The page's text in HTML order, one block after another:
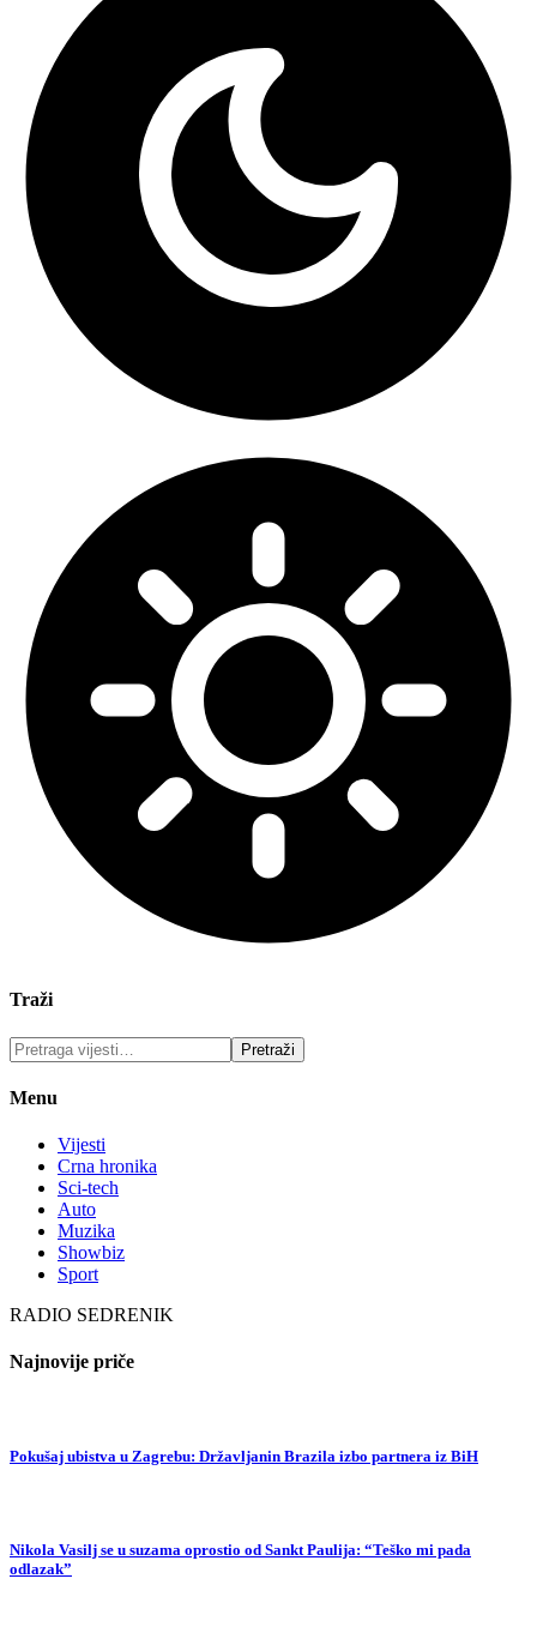
Traži
Menu
Vijesti
Crna hronika
Sci-tech
Auto
Muzika
Showbiz
Sport
RADIO SEDRENIK
Najnovije priče
Pokušaj ubistva u Zagrebu: Državljanin Brazila izbo partnera iz BiH
Nikola Vasilj se u suzama oprostio od Sankt Paulija: “Teško mi pada
odlazak”